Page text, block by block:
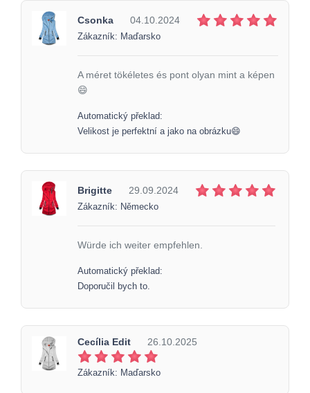
Csonka 04.10.2024
Zákazník: Maďarsko
A méret tökéletes és pont olyan mint a képen
😄
Automatický překlad:
Velikost je perfektní a jako na obrázku😄
Brigitte 29.09.2024
Zákazník: Německo
Würde ich weiter empfehlen.
Automatický překlad:
Doporučil bych to.
Cecília Edit 26.10.2025
Zákazník: Maďarsko